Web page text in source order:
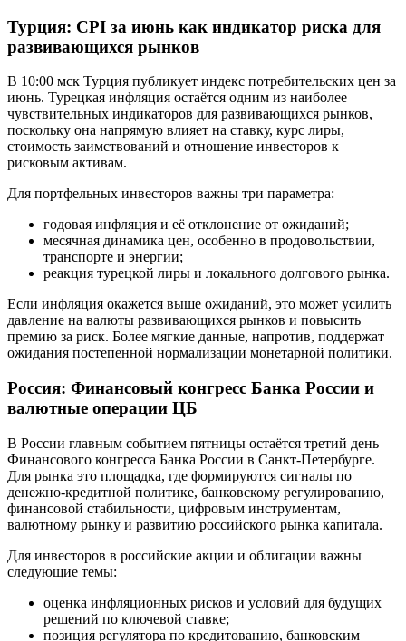
Турция: CPI за июнь как индикатор риска для
развивающихся рынков
В 10:00 мск Турция публикует индекс потребительских цен за
июнь. Турецкая инфляция остаётся одним из наиболее
чувствительных индикаторов для развивающихся рынков,
поскольку она напрямую влияет на ставку, курс лиры,
стоимость заимствований и отношение инвесторов к
рисковым активам.
Для портфельных инвесторов важны три параметра:
годовая инфляция и её отклонение от ожиданий;
месячная динамика цен, особенно в продовольствии,
транспорте и энергии;
реакция турецкой лиры и локального долгового рынка.
Если инфляция окажется выше ожиданий, это может усилить
давление на валюты развивающихся рынков и повысить
премию за риск. Более мягкие данные, напротив, поддержат
ожидания постепенной нормализации монетарной политики.
Россия: Финансовый конгресс Банка России и
валютные операции ЦБ
В России главным событием пятницы остаётся третий день
Финансового конгресса Банка России в Санкт-Петербурге.
Для рынка это площадка, где формируются сигналы по
денежно-кредитной политике, банковскому регулированию,
финансовой стабильности, цифровым инструментам,
валютному рынку и развитию российского рынка капитала.
Для инвесторов в российские акции и облигации важны
следующие темы:
оценка инфляционных рисков и условий для будущих
решений по ключевой ставке;
позиция регулятора по кредитованию, банковским